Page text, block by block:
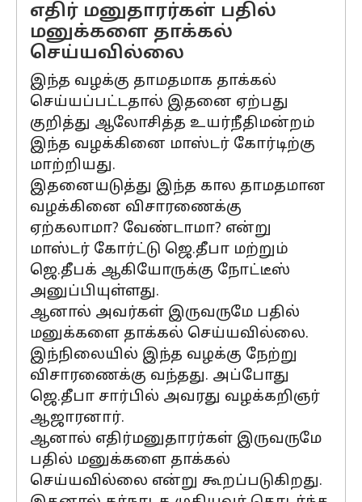
எதிர் மனுதாரர்கள் பதில்
மனுக்களை தாக்கல்
செய்யவில்லை
இந்த வழக்கு தாமதமாக தாக்கல்
செய்யப்பட்டதால் இதனை ஏற்பது
குறித்து ஆலோசித்த உயர்நீதிமன்றம்
இந்த வழக்கினை மாஸ்டர் கோர்டிற்கு
மாற்றியது.
இதனையடுத்து இந்த கால தாமதமான
வழக்கினை விசாரணைக்கு
ஏற்கலாமா? வேண்டாமா? என்று
மாஸ்டர் கோர்ட்டு ஜெ.தீபா மற்றும்
ஜெ.தீபக் ஆகியோருக்கு நோட்டீஸ்
அனுப்பியுள்ளது.
ஆனால் அவர்கள் இருவருமே பதில்
மனுக்களை தாக்கல் செய்யவில்லை.
இந்நிலையில் இந்த வழக்கு நேற்று
விசாரணைக்கு வந்தது. அப்போது
ஜெ.தீபா சார்பில் அவரது வழக்கறிஞர்
ஆஜாரனார்.
ஆனால் எதிர்மனுதாரர்கள் இருவருமே
பதில் மனுக்களை தாக்கல்
செய்யவில்லை என்று கூறப்படுகிறது.